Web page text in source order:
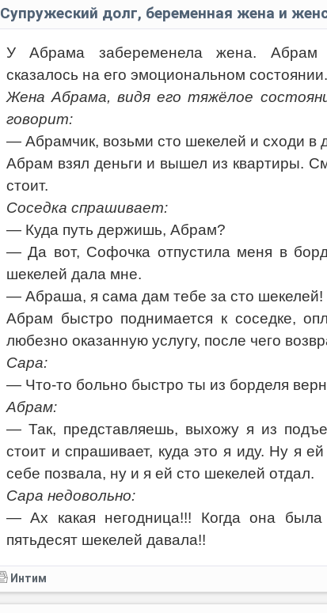
Супружеский долг, беременная жена и
У Абрама забеременела жена. Абрам
сказалось на его эмоциональном состоянии.
Жена Абрама, видя его тяжёлое
говорит:
— Абрамчик, возьми сто шекелей и сходи в
Абрам взял деньги и вышел из квартиры.
стоит.
Соседка спрашивает:
— Куда путь держишь, Абрам?
— Да вот, Софочка отпустила меня в
шекелей дала мне.
— Абраша, я сама дам тебе за сто
Абрам быстро поднимается к соседке,
любезно оказанную услугу, после чего
Сара:
— Что-то больно быстро ты из борделя
Абрам:
— Так, представляешь, выхожу я из
стоит и спрашивает, куда это я иду. Ну я
себе позвала, ну и я ей сто шекелей отдал.
Сара недовольно:
— Ах какая негодница!!! Когда она
пятьдесят шекелей давала!!
Интим